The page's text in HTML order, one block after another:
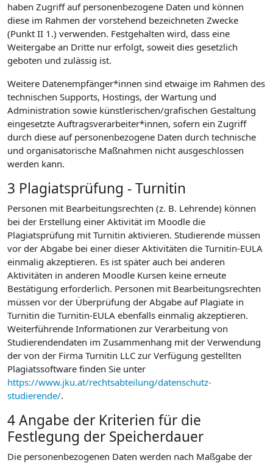
haben Zugriff auf personenbezogene Daten und können
diese im Rahmen der vorstehend bezeichneten Zwecke
(Punkt II 1.) verwenden. Festgehalten wird, dass eine
Weitergabe an Dritte nur erfolgt, soweit dies gesetzlich
geboten und zulässig ist.
Weitere Datenempfänger*innen sind etwaige im Rahmen des
technischen Supports, Hostings, der Wartung und
Administration sowie künstlerischen/grafischen Gestaltung
eingesetzte Auftragsverarbeiter*innen, sofern ein Zugriff
durch diese auf personenbezogene Daten durch technische
und organisatorische Maßnahmen nicht ausgeschlossen
werden kann.
3 Plagiatsprüfung - Turnitin
Personen mit Bearbeitungsrechten (z. B. Lehrende) können
bei der Erstellung einer Aktivität im Moodle die
Plagiatsprüfung mit Turnitin aktivieren. Studierende müssen
vor der Abgabe bei einer dieser Aktivitäten die Turnitin-EULA
einmalig akzeptieren. Es ist später auch bei anderen
Aktivitäten in anderen Moodle Kursen keine erneute
Bestätigung erforderlich. Personen mit Bearbeitungsrechten
müssen vor der Überprüfung der Abgabe auf Plagiate in
Turnitin die Turnitin-EULA ebenfalls einmalig akzeptieren.
Weiterführende Informationen zur Verarbeitung von
Studierendendaten im Zusammenhang mit der Verwendung
der von der Firma Turnitin LLC zur Verfügung gestellten
Plagiatssoftware finden Sie unter
https://www.jku.at/rechtsabteilung/datenschutz-
studierende/.
4 Angabe der Kriterien für die
Festlegung der Speicherdauer
Die personenbezogenen Daten werden nach Maßgabe der